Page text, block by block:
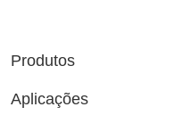
Produtos
Aplicações